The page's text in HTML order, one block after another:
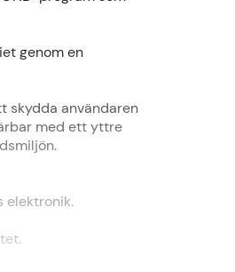
genom en
skydda användaren
med ett yttre
elektronik.